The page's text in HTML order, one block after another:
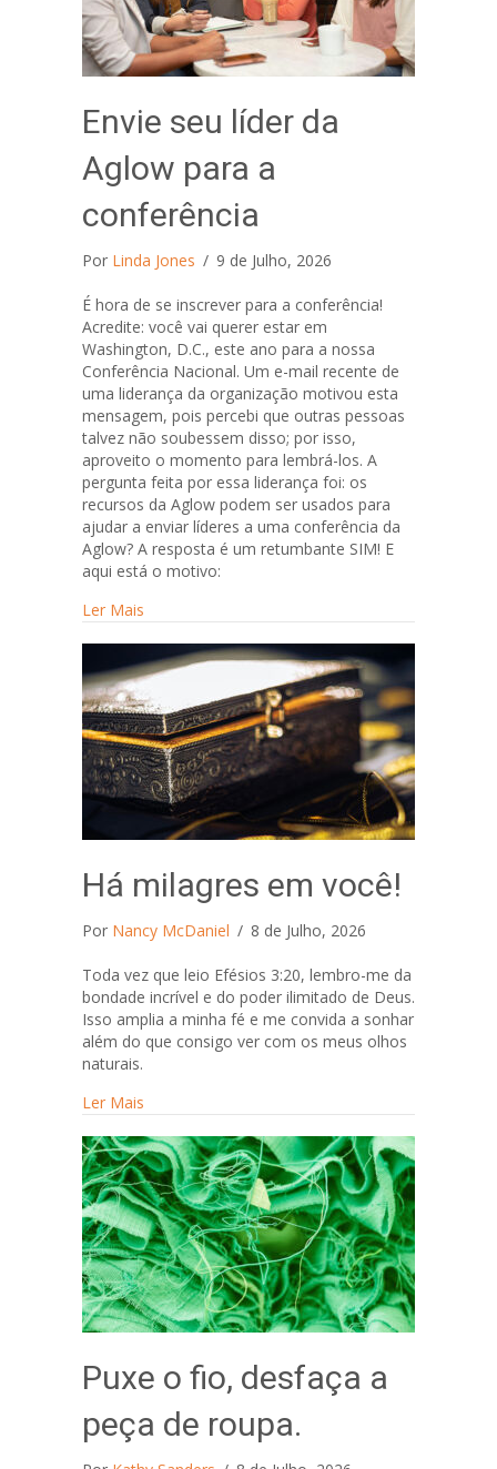
Envie seu líder da
Aglow para a
conferência
Por Linda Jones / 9 de Julho, 2026
É hora de se inscrever para a conferência!
Acredite: você vai querer estar em
Washington, D.C., este ano para a nossa
Conferência Nacional. Um e-mail recente de
uma liderança da organização motivou esta
mensagem, pois percebi que outras pessoas
talvez não soubessem disso; por isso,
aproveito o momento para lembrá-los. A
pergunta feita por essa liderança foi: os
recursos da Aglow podem ser usados ​​para
ajudar a enviar líderes a uma conferência da
Aglow? A resposta é um retumbante SIM! E
aqui está o motivo:
Ler Mais
Há milagres em você!
Por Nancy McDaniel / 8 de Julho, 2026
Toda vez que leio Efésios 3:20, lembro-me da
bondade incrível e do poder ilimitado de Deus.
Isso amplia a minha fé e me convida a sonhar
além do que consigo ver com os meus olhos
naturais.
Ler Mais
Puxe o fio, desfaça a
peça de roupa.